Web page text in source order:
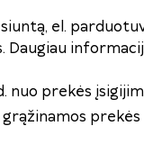
el.
Daugiau
nuo prekės
grąžinamos